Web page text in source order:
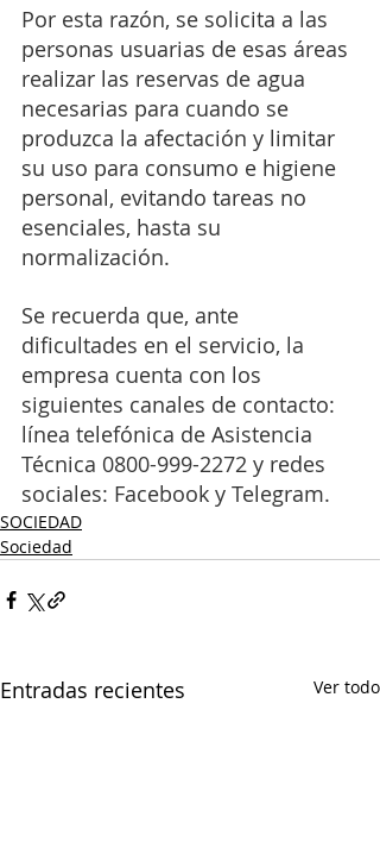
Por esta razón, se solicita a las
personas usuarias de esas áreas
realizar las reservas de agua
necesarias para cuando se
produzca la afectación y limitar
su uso para consumo e higiene
personal, evitando tareas no
esenciales, hasta su
normalización.
Se recuerda que, ante
dificultades en el servicio, la
empresa cuenta con los
siguientes canales de contacto:
línea telefónica de Asistencia
Técnica 0800-999-2272 y redes
sociales: Facebook y Telegram.
SOCIEDAD
Sociedad
Entradas recientes Ver todo